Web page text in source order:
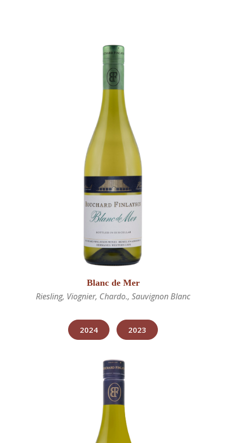
Blanc de Mer
Riesling, Viognier, Chardo., Sauvignon Blanc
2024 2023